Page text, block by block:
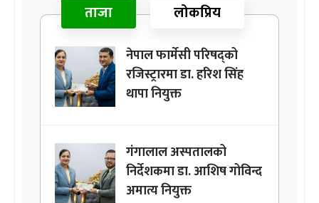
ताजा लोकप्रिय
नेपाल फार्मेसी परिषद्को
रजिस्ट्रारमा डा. हरिश सिंह
थापा नियुक्त
गंगालाल अस्पतालको
निर्देशकमा डा. आशिष गोविन्द
अमात्य नियुक्त